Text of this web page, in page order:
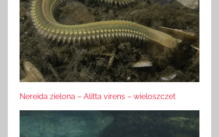
Nereida zielona – Alitta virens – wieloszczet